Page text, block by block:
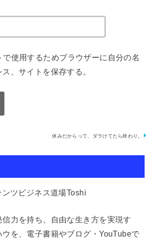
で使用するためブラウザーに自分の名
、サイトを保存する。
休みだからって、ダラけてたら終わり。
ツビジネス道場Toshi
力を持ち、自由な生き方を実現す
ウを、電子書籍やブログ・YouTubeで